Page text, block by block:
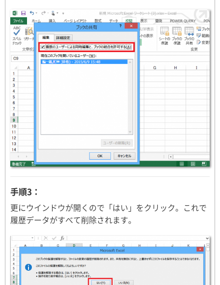
手順3：
更にウインドウが開くので「はい」をクリック。これで
履歴データがすべて削除されます。